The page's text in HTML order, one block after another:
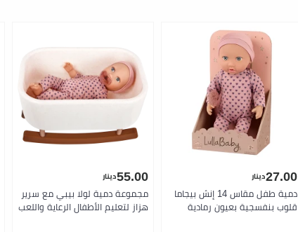
27.00دينار
دمية طفل مقاس 14 إنش بيجاما
قلوب بنفسجية بعيون رمادية
55.00دينار
مجموعة دمية لولا بيبي مع سرير
هزاز لتعليم الأطفال الرعاية واللعب